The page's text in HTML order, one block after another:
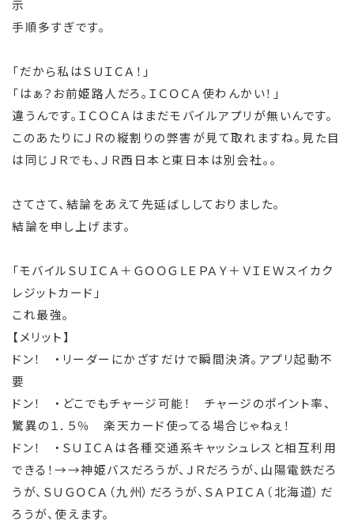
示
手順多すぎです。
「だから私はＳＵＩＣＡ！」
「はぁ？お前姫路人だろ。ＩＣＯＣＡ使わんかい！」
違うんです。ＩＣＯＣＡはまだモバイルアプリが無いんです。
このあたりにＪＲの縦割りの弊害が見て取れますね。見た目
は同じＪＲでも、ＪＲ西日本と東日本は別会社。。
さてさて、結論をあえて先延ばししておりました。
結論を申し上げます。
「モバイルＳＵＩＣＡ＋ＧＯＯＧＬＥＰＡＹ＋ＶＩＥＷスイカク
レジットカード」
これ最強。
【メリット】
ドン！ ・リーダーにかざすだけで瞬間決済。アプリ起動不
要
ドン！ ・どこでもチャージ可能！ チャージのポイント率、
驚異の１．５％ 楽天カード使ってる場合じゃねぇ！
ドン！ ・ＳＵＩＣＡは各種交通系キャッシュレスと相互利用
できる！→→神姫バスだろうが、ＪＲだろうが、山陽電鉄だろ
うが、ＳＵＧＯＣＡ（九州）だろうが、ＳＡＰＩＣＡ（北海道）だ
ろうが、使えます。